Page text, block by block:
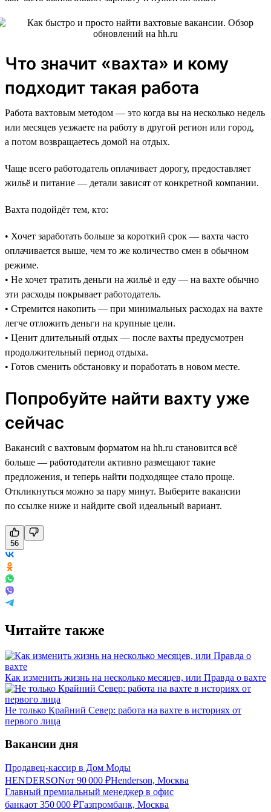
Что значит «вахта» и кому
подходит такая работа
Работа вахтовым методом — это когда вы на несколько недель
или месяцев уезжаете на работу в другой регион или город,
а потом возвращаетесь домой на отдых.
Чаще всего работодатель оплачивает дорогу, предоставляет
жильё и питание — детали зависят от конкретной компании.
Вахта подойдёт тем, кто:
• Хочет заработать больше за короткий срок — вахта часто
оплачивается выше, чем то же количество смен в обычном
режиме.
• Не хочет тратить деньги на жильё и еду — на вахте обычно
эти расходы покрывает работодатель.
• Стремится накопить — при минимальных расходах на вахте
легче отложить деньги на крупные цели.
• Ценит длительный отдых — после вахты предусмотрен
продолжительный период отдыха.
• Готов сменить обстановку и поработать в новом месте.
Попробуйте найти вахту уже
сейчас
Вакансий с вахтовым форматом на hh.ru становится всё
больше — работодатели активно размещают такие
предложения, и теперь найти подходящее стало проще.
Откликнуться можно за пару минут. Выберите вакансии
по ссылке ниже и найдите свой идеальный вариант.
56
Читайте также
Как изменить жизнь на несколько месяцев, или Правда о вахте
Не только Крайний Север: работа на вахте в историях от
первого лица
Вакансии дня
Продавец-кассир в Дом Моды
HENDERSONот 90 000 ₽Henderson, Москва
Главный премиальный менеджер в офис
банкаот 350 000 ₽Газпромбанк, Москва